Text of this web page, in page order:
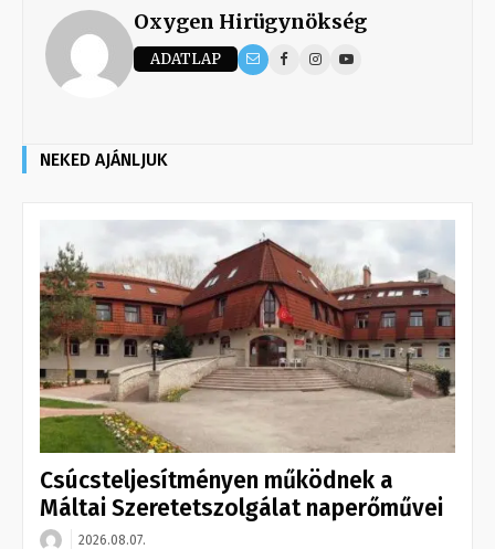
Oxygen Hirügynökség
ADATLAP
NEKED AJÁNLJUK
Csúcsteljesítményen működnek a
Máltai Szeretetszolgálat naperőművei
2026.08.07.